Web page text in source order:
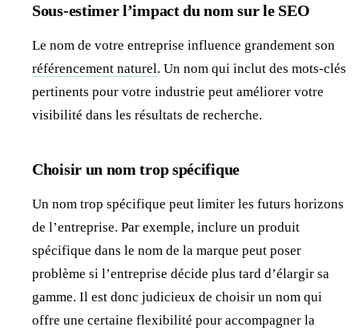
Sous-estimer l’impact du nom sur le SEO
Le nom de votre entreprise influence grandement son
référencement naturel. Un nom qui inclut des mots-clés
pertinents pour votre industrie peut améliorer votre
visibilité dans les résultats de recherche.
Choisir un nom trop spécifique
Un nom trop spécifique peut limiter les futurs horizons
de l’entreprise. Par exemple, inclure un produit
spécifique dans le nom de la marque peut poser
problème si l’entreprise décide plus tard d’élargir sa
gamme. Il est donc judicieux de choisir un nom qui
offre une certaine flexibilité pour accompagner la